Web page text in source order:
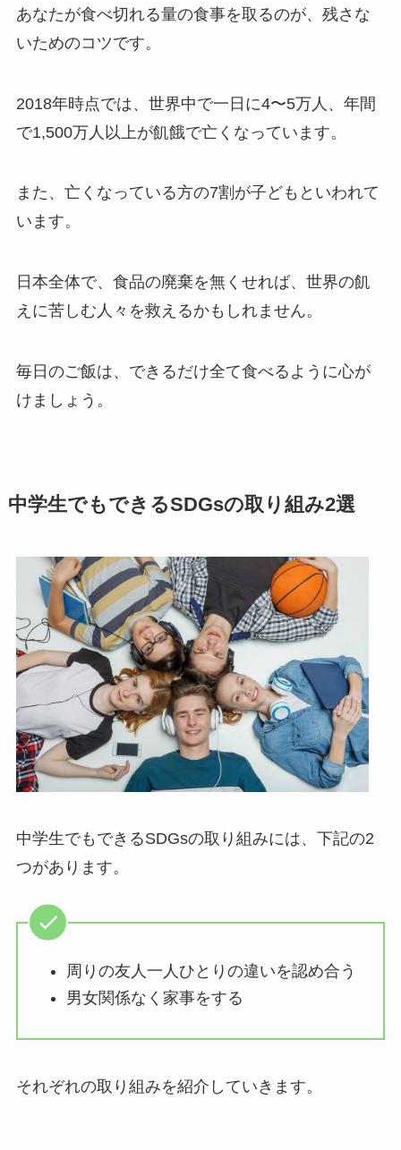
あなたが食べ切れる量の食事を取るのが、残さな
いためのコツです。
2018年時点では、世界中で一日に4〜5万人、年間
で1,500万人以上が飢餓で亡くなっています。
また、亡くなっている方の7割が子どもといわれて
います。
日本全体で、食品の廃棄を無くせれば、世界の飢
えに苦しむ人々を救えるかもしれません。
毎日のご飯は、できるだけ全て食べるように心が
けましょう。
中学生でもできるSDGsの取り組み2選
中学生でもできるSDGsの取り組みには、下記の2
つがあります。
周りの友人一人ひとりの違いを認め合う
男女関係なく家事をする
それぞれの取り組みを紹介していきます。